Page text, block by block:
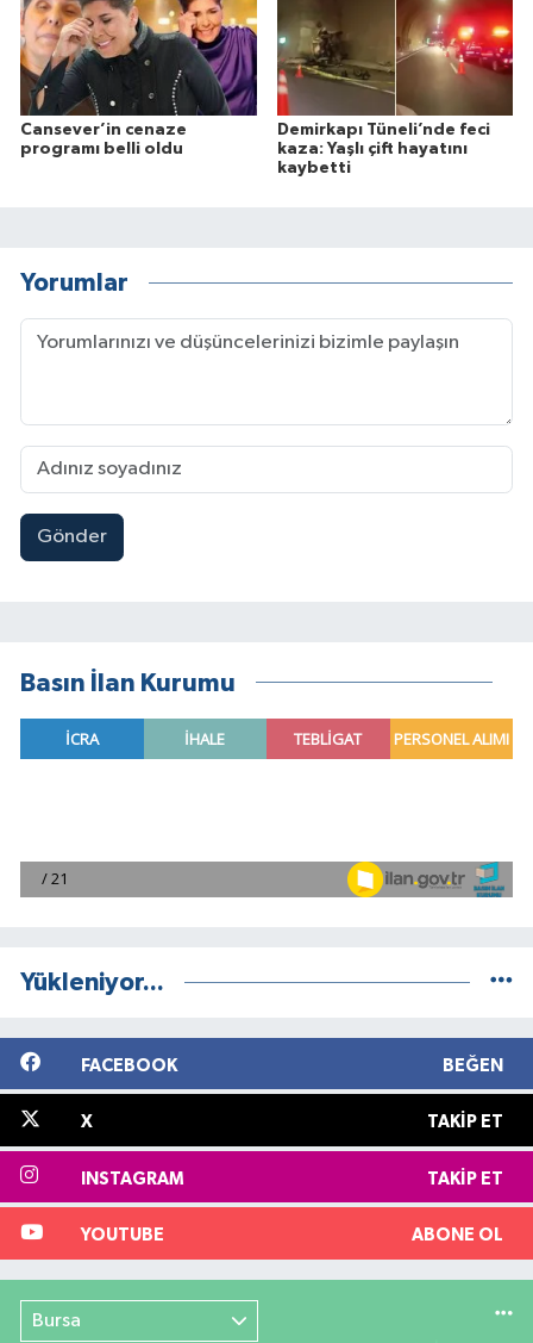
Cansever’in cenaze
programı belli oldu
Demirkapı Tüneli’nde feci
kaza: Yaşlı çift hayatını
kaybetti
Yorumlar
Gönder
Basın İlan Kurumu
Yükleniyor...
FACEBOOK BEĞEN
X TAKIP ET
INSTAGRAM TAKIP ET
YOUTUBE ABONE OL
Bursa